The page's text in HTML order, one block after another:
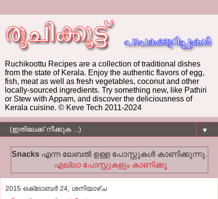
Ruchikoottu Recipes are a collection of traditional dishes
from the state of Kerala. Enjoy the authentic flavors of egg,
fish, meat as well as fresh vegetables, coconut and other
locally-sourced ingredients. Try something new, like Pathiri
or Stew with Appam, and discover the deliciousness of
Kerala cuisine. © Keve Tech 2011-2024
▼
Snacksഎന്ന ലേബല്‍ ഉള്ള പോസ്റ്റുകള്‍ കാണിക്കുന്നു.
എല്ലാ പോസ്റ്റുകളും കാണിക്കൂ
2015 ഒക്‌ടോബർ 24, ശനിയാഴ്‌ച